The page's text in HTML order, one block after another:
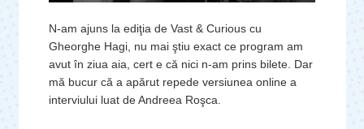
N-am ajuns la ediţia de Vast & Curious cu
Gheorghe Hagi, nu mai ştiu exact ce program am
avut în ziua aia, cert e că nici n-am prins bilete. Dar
mă bucur că a apărut repede versiunea online a
interviului luat de Andreea Roşca.